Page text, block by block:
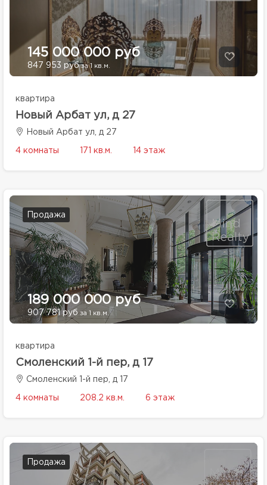
145 000 000 руб
847 953 рубза 1 кв.м.
квартира
Новый Арбат ул, д 27
Новый Арбат ул, д 27
4 комнаты 171 кв.м. 14 этаж
Продажа
189 000 000 руб
907 781 рубза 1 кв.м.
квартира
Смоленский 1-й пер, д 17
Смоленский 1-й пер, д 17
4 комнаты 208.2 кв.м. 6 этаж
Продажа